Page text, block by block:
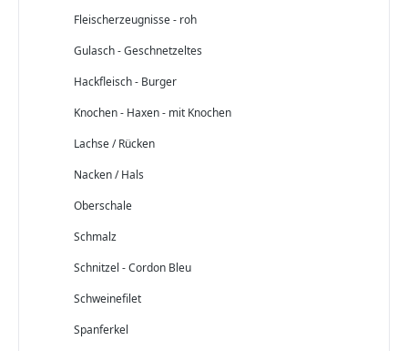
Fleischerzeugnisse - roh
Gulasch - Geschnetzeltes
Hackfleisch - Burger
Knochen - Haxen - mit Knochen
Lachse / Rücken
Nacken / Hals
Oberschale
Schmalz
Schnitzel - Cordon Bleu
Schweinefilet
Spanferkel